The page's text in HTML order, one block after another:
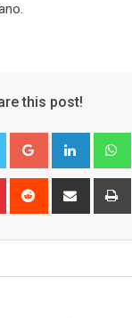
this post!
Google+ LinkedIn
Pinterest Reddit
Share